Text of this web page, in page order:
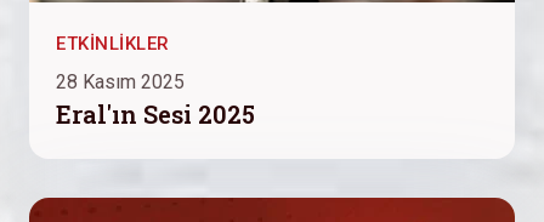
ETKINLIKLER
28 Kasım 2025
Eral'ın Sesi 2025